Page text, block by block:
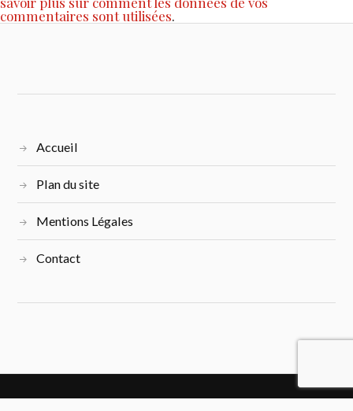
commentaires sont utilisées.
Accueil
Plan du site
Mentions Légales
Contact